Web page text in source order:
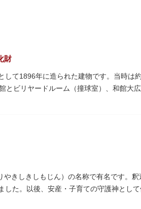
す。心地よい風に吹かれながら、緑化
です。
抜群。せっかくなら水上バスに乗船し
財
て1896年に造られた建物です。当時は
ビリヤードルーム（撞球室）、和館大
計された西洋木造建築の洋館で、館内
ード場）で、洋館から地下道でつなが
きしきしもじん）の名称で有名です。
た。以後、安産・子育ての守護神とし